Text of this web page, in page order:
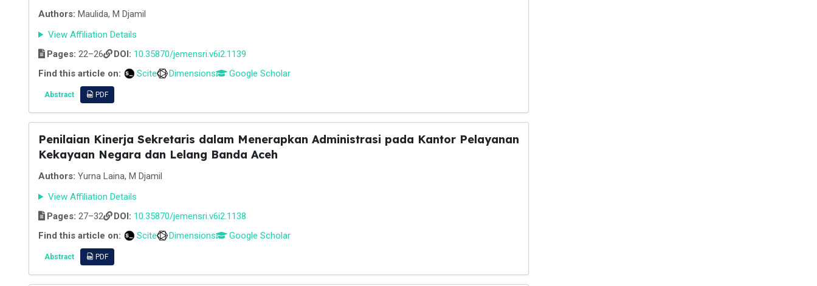
Authors: Maulida, M Djamil
View Affiliation Details
Pages: 22–26 DOI: 10.35870/jemensri.v6i2.1139
Find this article on:
Scite Dimensions Google Scholar
Abstract PDF
Penilaian Kinerja Sekretaris dalam Menerapkan Administrasi pada Kantor Pelayanan
Kekayaan Negara dan Lelang Banda Aceh
Authors: Yurna Laina, M Djamil
View Affiliation Details
Pages: 27–32 DOI: 10.35870/jemensri.v6i2.1138
Find this article on:
Scite Dimensions Google Scholar
Abstract PDF